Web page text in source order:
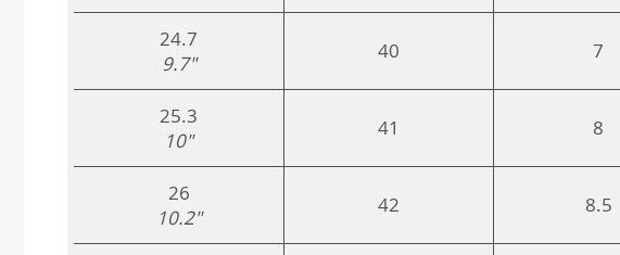
24.7
9.7"
40 7
25.3
10"
41 8
26
10.2"
42 8.5